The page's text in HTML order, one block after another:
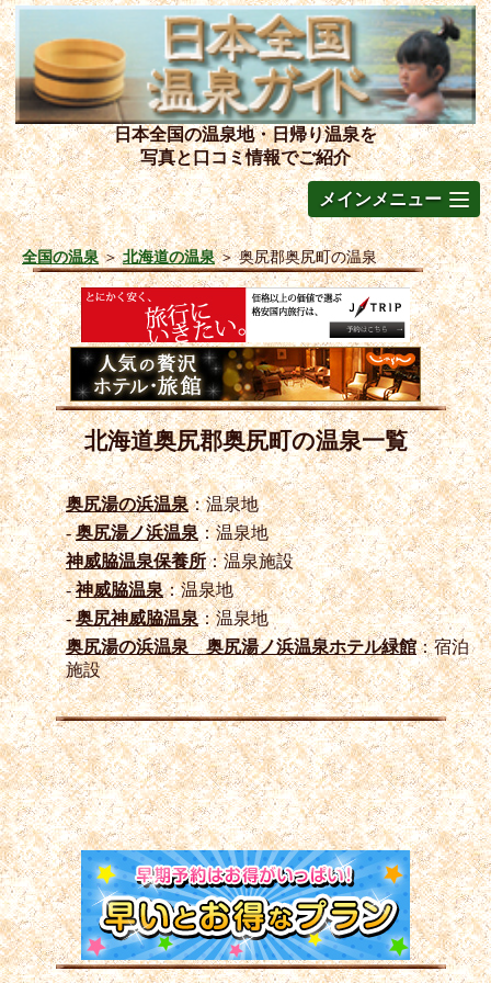
日本全国の温泉地・日帰り温泉を
写真と口コミ情報でご紹介
メインメニュー
全国の温泉＞北海道の温泉＞奥尻郡奥尻町の温泉
北海道奥尻郡奥尻町の温泉一覧
奥尻湯の浜温泉：温泉地
-奥尻湯ノ浜温泉：温泉地
神威脇温泉保養所：温泉施設
-神威脇温泉：温泉地
-奥尻神威脇温泉：温泉地
奥尻湯の浜温泉 奥尻湯ノ浜温泉ホテル緑館：宿泊
施設